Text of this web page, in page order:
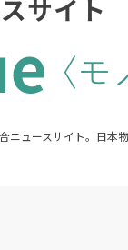
ニュースサイト。日本